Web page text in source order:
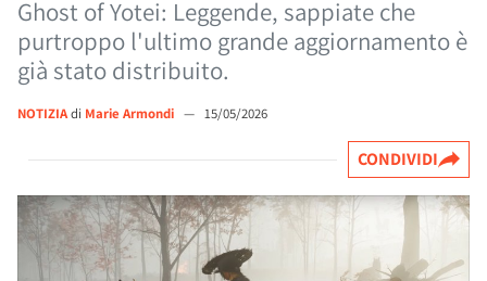
Ghost of Yotei: Leggende, sappiate che
purtroppo l'ultimo grande aggiornamento è
già stato distribuito.
NOTIZIAdi Marie Armondi — 15/05/2026
CONDIVIDI